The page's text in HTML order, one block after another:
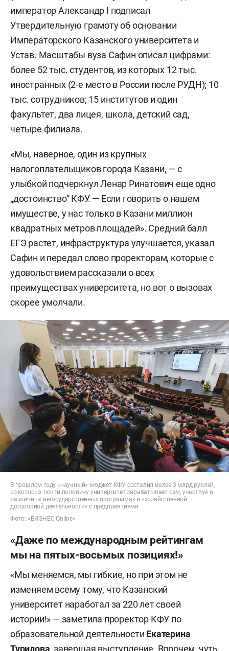
император Александр I подписал
Утвердительную грамоту об основании
Императорского Казанского университета и
Устав. Масштабы вуза Сафин описал цифрами:
более 52 тыс. студентов, из которых 12 тыс.
иностранных (2-е место в России после РУДН); 10
тыс. сотрудников; 15 институтов и один
факультет, два лицея, школа, детский сад,
четыре филиала.
«Мы, наверное, один из крупных
налогоплательщиков города Казани, — с
улыбкой подчеркнул Ленар Ринатович еще одно
„достоинство“ КФУ. — Если говорить о нашем
имуществе, у нас только в Казани миллион
квадратных метров площадей». Средний балл
ЕГЭ растет, инфраструктура улучшается, указал
Сафин и передал слово проректорам, которые с
удовольствием рассказали о всех
преимуществах университета, но вот о вызовах
скорее умолчали.
В прошлом году «научный» бюджет КФУ составил более 3 млрд рублей,
из которых почти половину университет зарабатывает сам, участвуя в
различных негосударственных программах и «хозяйственной
договорной деятельности» с предприятиями
Фото: «БИЗНЕС Online»
«Даже по международным рейтингам
мы на пятых-восьмых позициях!»
«Мы меняемся, мы гибкие, но при этом не
изменяем всему тому, что Казанский
университет наработал за 220 лет своей
истории!» — заметила проректор КФУ по
образовательной деятельности Екатерина
Турилова, завершая выступление. Впрочем, чуть